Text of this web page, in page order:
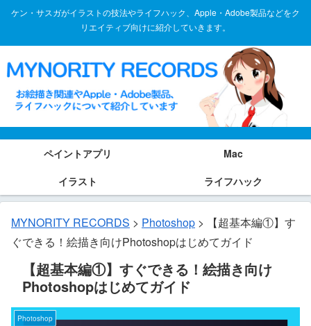
ケン・サスガがイラストの技法やライフハック、Apple・Adobe製品などをク
リエイティブ向けに紹介していきます。
ペイントアプリ
Mac
イラスト
ライフハック
MYNORITY RECORDS > Photoshop >
【超基本編①】す
ぐできる！絵描き向けPhotoshopはじめてガイド
【超基本編①】すぐできる！絵描き向け
Photoshopはじめてガイド
Photoshop